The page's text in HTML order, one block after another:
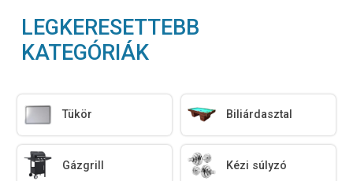
LEGKERESETTEBB
KATEGÓRIÁK
Tükör Biliárdasztal
Gázgrill Kézi súlyzó